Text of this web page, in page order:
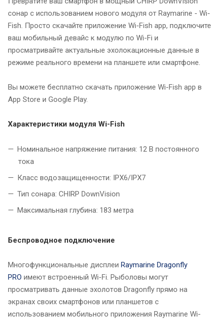
сонар с использованием нового модуля от Raymarine - Wi-
Fish. Просто скачайте приложение Wi-Fish app, подключите
ваш мобильный девайс к модулю по Wi-Fi и
просматривайте актуальные эхолокационные данные в
режиме реального времени на планшете или смартфоне.
Вы можете бесплатно скачать приложение Wi-Fish app в
App Store и Google Play.
Характеристики модуля Wi-Fish
Номинальное напряжение питания: 12 В постоянного
тока
Класс водозащищенности: IPX6/IPX7
Тип сонара: CHIRP DownVision
Максимальная глубина: 183 метра
Беспроводное подключение
Многофункциональные дисплеи Raymarine Dragonfly
PRO имеют встроенный Wi-Fi. Рыболовы могут
просматривать данные эхолотов Dragonfly прямо на
экранах своих смартфонов или планшетов с
использованием мобильного приложения Raymarine Wi-